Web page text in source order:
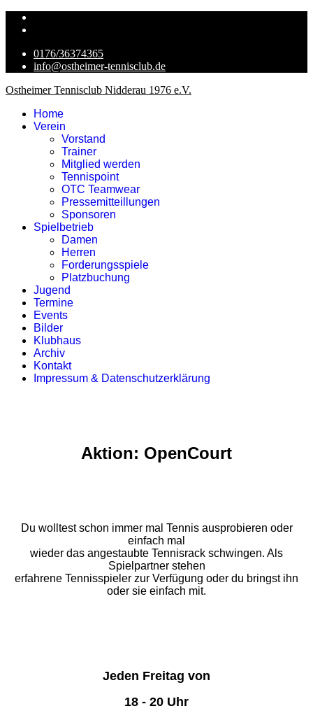
0176/36374365
info@ostheimer-tennisclub.de
Ostheimer Tennisclub Nidderau 1976 e.V.
Home
Verein
Vorstand
Trainer
Mitglied werden
Tennispoint
OTC Teamwear
Pressemitteillungen
Sponsoren
Spielbetrieb
Damen
Herren
Forderungsspiele
Platzbuchung
Jugend
Termine
Events
Bilder
Klubhaus
Archiv
Kontakt
Impressum & Datenschutzerklärung
Aktion: OpenCourt
Du wolltest schon immer mal Tennis ausprobieren oder
einfach mal
wieder das angestaubte Tennisrack schwingen. Als
Spielpartner stehen
erfahrene Tennisspieler zur Verfügung oder du bringst ihn
oder sie einfach mit.
Jeden Freitag von
18 - 20 Uhr